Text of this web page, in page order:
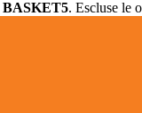
BASKET5. Escluse le